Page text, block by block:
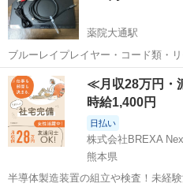
薬院大通駅
ブルーレイプレイヤー・コード類・
きますし、問題なく使えていたので
なくなりました。 底から手動で開け
テプラも貼ってあります。
福岡 福岡市 薬院大通駅
ブルーレイ
≪月収28万円・
時給1,400円
日払い
株式会社BREXA
熊本県
半導体製造装置の組立や検査！未経